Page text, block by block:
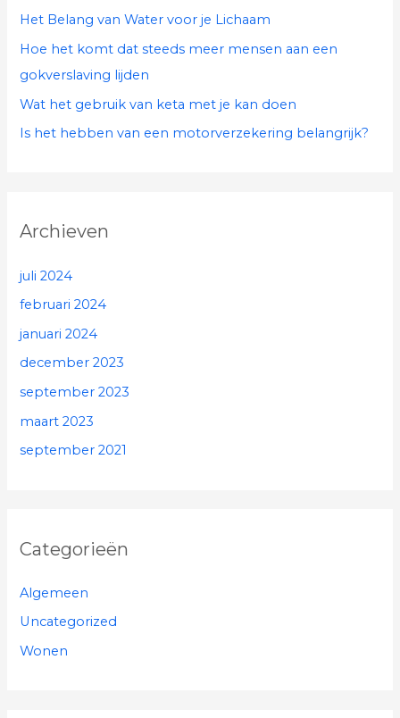
:Het Belang van Water voor je Lichaam
Hoe het komt dat steeds meer mensen aan een
gokverslaving lijden
Wat het gebruik van keta met je kan doen
Is het hebben van een motorverzekering belangrijk?
Archieven
juli 2024
februari 2024
januari 2024
december 2023
september 2023
maart 2023
september 2021
Categorieën
Algemeen
Uncategorized
Wonen